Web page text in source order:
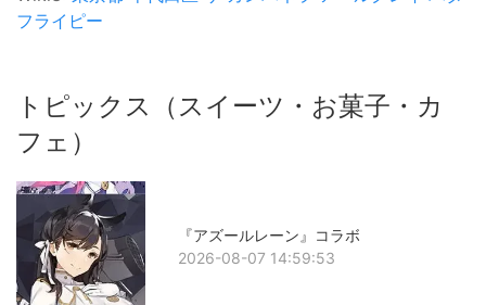
フライピー
トピックス（スイーツ・お菓子・カ
フェ）
『アズールレーン』コラボ
2026-08-07 14:59:53